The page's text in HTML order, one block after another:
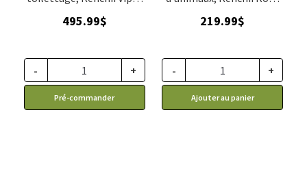
495.99$
- +
Pré-commander
219.99$
- +
Ajouter au panier